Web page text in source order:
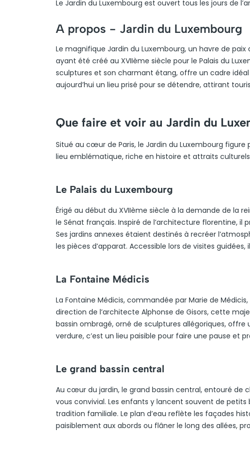
Le Jardin du Luxembourg est ouvert tous les jours de
A propos - Jardin du Luxembourg
Le magnifique Jardin du Luxembourg, un havre de
ayant été créé au XVIIème siècle pour le Palais du
sculptures et son charmant étang, offre un cadre idéal
aujourd’hui un lieu prisé pour se détendre, attirant
Que faire et voir au Jardin du
Situé au cœur de Paris, le Jardin du Luxembourg
lieu emblématique, riche en histoire et attraits
Le Palais du Luxembourg
Érigé au début du XVIIème siècle à la demande de la
le Sénat français. Inspiré de l’architecture florentine,
Ses jardins annexes étaient destinés à recréer
les pièces d’apparat. Accessible lors de visites
La Fontaine Médicis
La Fontaine Médicis, commandée par Marie de
direction de l’architecte Alphonse de Gisors, cette
bassin ombragé, orné de sculptures allégoriques,
verdure, c’est un lieu paisible pour faire une pause et
Le grand bassin central
Au cœur du jardin, le grand bassin central, entouré de
vous convivial. Les enfants y lancent souvent de
tradition familiale. Le plan d’eau reflète les façades
paisiblement aux abords ou flâner le long des allées,